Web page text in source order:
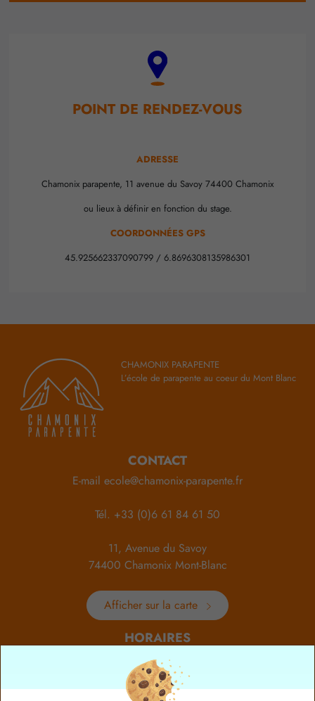
POINT DE RENDEZ-VOUS
ADRESSE
Chamonix parapente, 11 avenue du Savoy 74400 Chamonix
ou lieux à définir en fonction du stage.
COORDONNÉES GPS
45.925662337090799 / 6.8696308135986301
CHAMONIX PARAPENTE
L’école de parapente au coeur du Mont Blanc
CONTACT
E-mail ecole@chamonix-parapente.fr
Tél. +33 (0)6 61 84 61 50
11, Avenue du Savoy
74400 Chamonix Mont-Blanc
Afficher sur la carte
HORAIRES
Du lundi au dimanche
de 8h à 19hrs